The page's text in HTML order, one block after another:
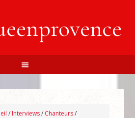
/ Interviews/ Chanteurs/